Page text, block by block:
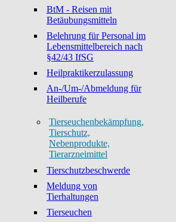
BtM - Reisen mit
Betäubungsmitteln
Belehrung für Personal im
Lebensmittelbereich nach
§42/43 IfSG
Heilpraktikerzulassung
An-/Um-/Abmeldung für
Heilberufe
Tierseuchenbekämpfung,
Tierschutz,
Nebenprodukte,
Tierarzneimittel
Tierschutzbeschwerde
Meldung von
Tierhaltungen
Tierseuchen